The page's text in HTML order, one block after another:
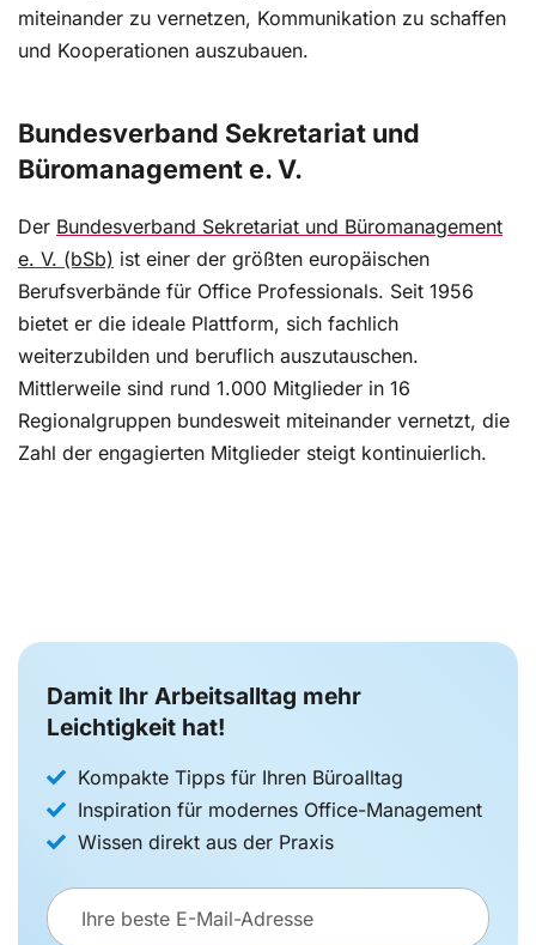
miteinander zu vernetzen, Kommunikation zu schaffen
und Kooperationen auszubauen.
Bundesverband Sekretariat und
Büromanagement e. V.
Der Bundesverband Sekretariat und Büromanagement
e. V. (bSb) ist einer der größten europäischen
Berufsverbände für Office Professionals. Seit 1956
bietet er die ideale Plattform, sich fachlich
weiterzubilden und beruflich auszutauschen.
Mittlerweile sind rund 1.000 Mitglieder in 16
Regionalgruppen bundesweit miteinander vernetzt, die
Zahl der engagierten Mitglieder steigt kontinuierlich.
Damit Ihr Arbeitsalltag mehr
Leichtigkeit hat!
Kompakte Tipps für Ihren Büroalltag
Inspiration für modernes Office-Management
Wissen direkt aus der Praxis
E-
Mail-